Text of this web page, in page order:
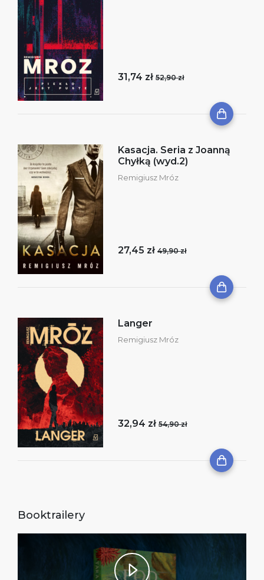
31,74 zł 52,90 zł
Kasacja. Seria z Joanną
Chyłką (wyd.2)
Remigiusz Mróz
27,45 zł 49,90 zł
Langer
Remigiusz Mróz
32,94 zł 54,90 zł
Booktrailery